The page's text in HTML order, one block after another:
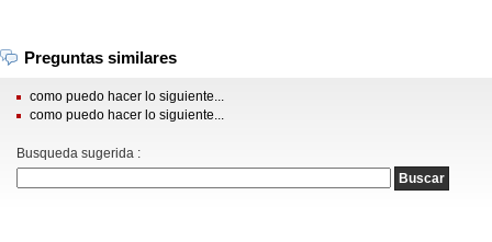
Preguntas similares
como puedo hacer lo siguiente...
como puedo hacer lo siguiente...
Busqueda sugerida :